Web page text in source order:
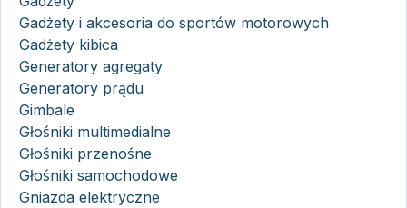
Gadżety i akcesoria do sportów motorowych
Gadżety kibica
Generatory agregaty
Generatory prądu
Gimbale
Głośniki multimedialne
Głośniki przenośne
Głośniki samochodowe
Gniazda elektryczne